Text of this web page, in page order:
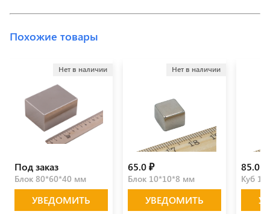
Похожие товары
Нет в наличии
Под заказ
Блок 80*60*40 мм
УВЕДОМИТЬ
Нет в наличии
65.0 ₽
Блок 10*10*8 мм
УВЕДОМИТЬ
85.0 ₽
Куб